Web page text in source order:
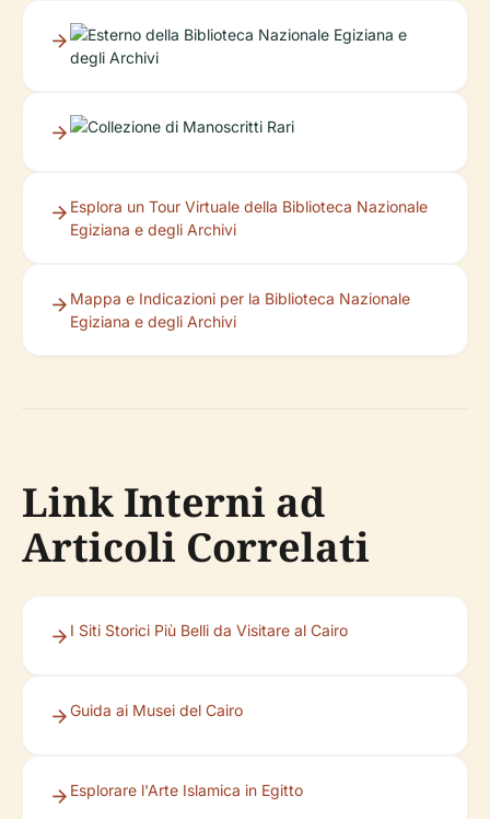
Esplora un Tour Virtuale della Biblioteca Nazionale
Egiziana e degli Archivi
Mappa e Indicazioni per la Biblioteca Nazionale
Egiziana e degli Archivi
Link Interni ad
Articoli Correlati
I Siti Storici Più Belli da Visitare al Cairo
Guida ai Musei del Cairo
Esplorare l'Arte Islamica in Egitto